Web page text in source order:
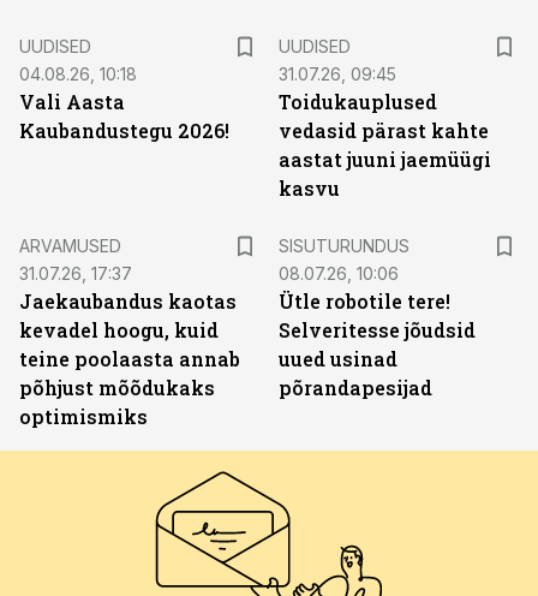
UUDISED
04.08.26, 10:18
Vali Aasta
Kaubandustegu 2026!
UUDISED
31.07.26, 09:45
Toidukauplused
vedasid pärast kahte
aastat juuni jaemüügi
kasvu
ARVAMUSED
31.07.26, 17:37
Jaekaubandus kaotas
kevadel hoogu, kuid
teine poolaasta annab
põhjust mõõdukaks
optimismiks
SISUTURUNDUS
08.07.26, 10:06
Ütle robotile tere!
Selveritesse jõudsid
uued usinad
põrandapesijad